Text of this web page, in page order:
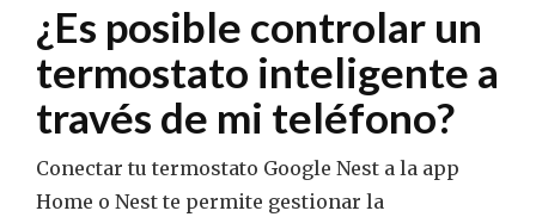
¿Es posible controlar un
termostato inteligente a
través de mi teléfono?
Conectar tu termostato Google Nest a la app
Home o Nest te permite gestionar la